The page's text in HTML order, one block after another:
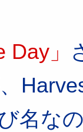
Day」
名な